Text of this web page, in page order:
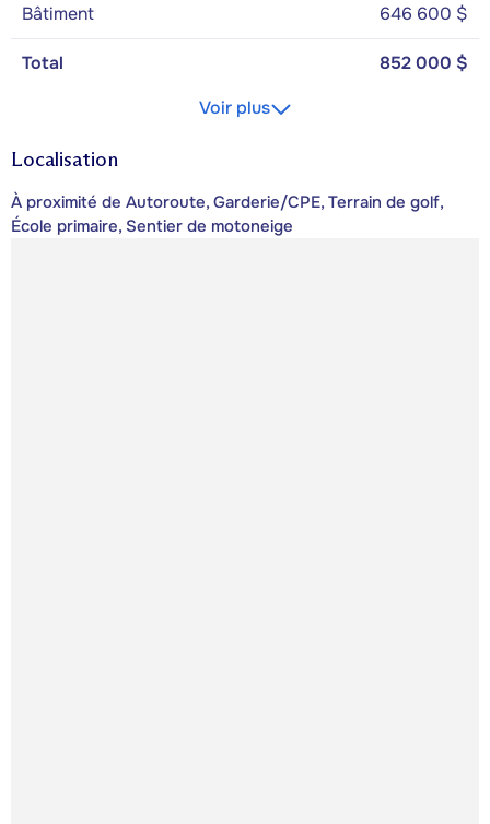
Bâtiment 646 600 $
Total
852 000 $
Voir plus
Localisation
À proximité de Autoroute, Garderie/CPE, Terrain de golf,
École primaire, Sentier de motoneige